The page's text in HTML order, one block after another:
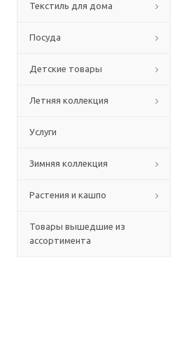
Текстиль для дома
Посуда
Детские товары
Летняя коллекция
Услуги
Зимняя коллекция
Растения и кашпо
Товары вышедшие из
ассортимента